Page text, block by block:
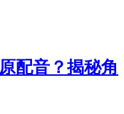
配音？揭秘角